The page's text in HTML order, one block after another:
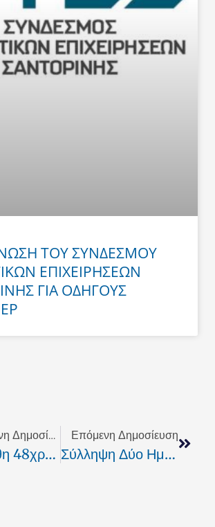
ΤΟΥ ΣΥΝΔΕΣΜΟΥ
ΕΠΙΧΕΙΡΗΣΕΩΝ
ΓΙΑ ΟΔΗΓΟΥΣ
Προηγούμενη Δημοσίευση
Συνελήφθη 48χρονος Για Άσκοπους Πυροβολισμούς
Επόμενη Δημοσίευση
Σύλληψη Δύο Ημεδαπών Για Καλλιέργεια Δενδρυλλίων Κάνναβης